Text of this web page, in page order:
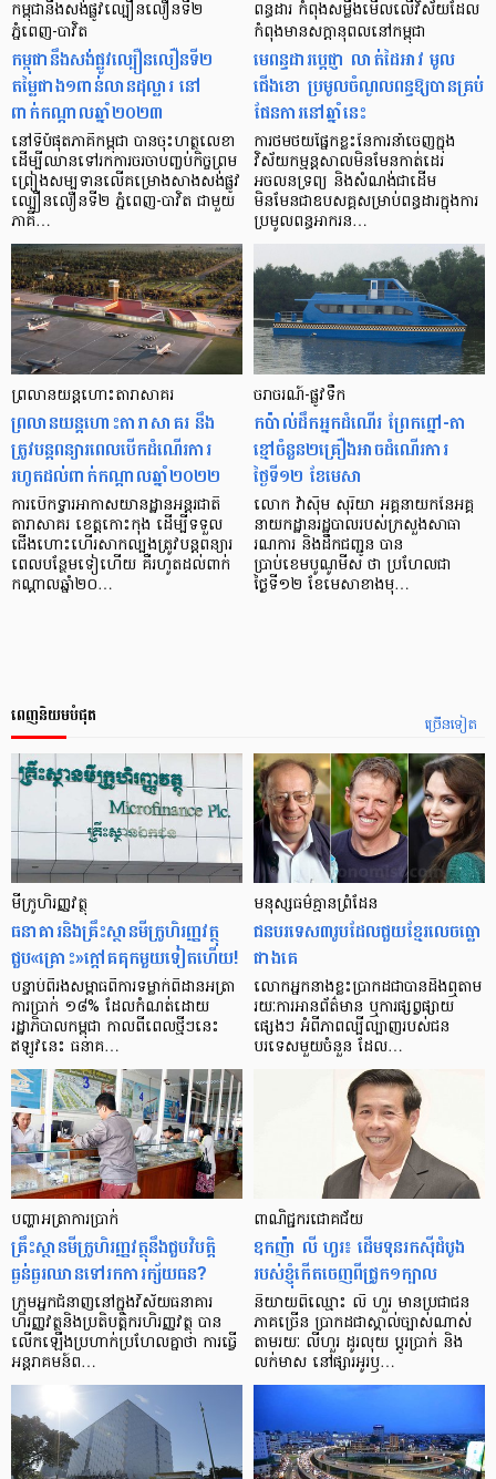
កម្ពុជា​នឹងសង់ផ្លូវល្បឿនលឿនទី២
ភ្នំពេញ-បាវិត
កម្ពុជា​នឹងសង់ផ្លូវល្បឿនលឿនទី២
តម្លៃជាង១ពាន់លានដុល្លារ នៅ
ពាក់កណ្ដាលឆ្នាំ២០២៣
នៅទីបំផុតភាគីកម្ពុជា បានចុះហត្ថលេខា
ដើម្បីឈានទៅរកការចរចាបញ្ចប់កិច្ចព្រម
ព្រៀងសម្បទានលើគម្រោងសាងសង់ផ្លូវ
ល្បឿនលឿនទី២ ភ្នំពេញ-បាវិត ជាមួយ
ភាគី…
ពន្ធដារ កំពុងសម្លឹងមើលលើវិស័យដែល
កំពុងមានសក្ដានុពលនៅកម្ពុជា
មេពន្ធដារប្ដេជ្ញា លាត់ដៃអាវ មូល
ជើងខោ ប្រមូលចំណូលពន្ធឱ្យបានគ្រប់
ផែនការនៅឆ្នាំនេះ
ការថមថយផ្នែកខ្លះនៃការនាំចេញក្នុង
វិស័យកម្មន្តសាលមិនមែនកាត់ដេរ
អចលនទ្រព្យ និងសំណង់ជាដើម
មិនមែនជាឧបសគ្គសម្រាប់ពន្ធដារក្នុងការ
ប្រមូលពន្ធអាករន…
ព្រលានយន្តហោះតារាសាគរ
ព្រលានយន្តហោះតារាសាគរ នឹង
ត្រូវបន្ដពន្យារពេលបើកដំណើរការ
រហូតដល់ពាក់កណ្តាលឆ្នាំ២០២២
ការបើកទ្វារអាកាសយានដ្ឋានអន្តរជាតិ
តារាសាគរ ខេត្តកោះកុង ដើម្បីទទួល
ជើងហោះហើរសាកល្បងត្រូវបន្តពន្យារ
ពេលបន្ថែមទៀហើយ គឺរហូតដល់ពាក់
កណ្តាលឆ្នាំ២០…
ចរាចរណ៍-ផ្លូវទឹក
កប៉ាល់ដឹកអ្នកដំណើរ ព្រែកព្នៅ-តា
ខ្មៅចំនួន២គ្រឿងអាចដំណើរការ
ថ្ងៃទី១២ ខែមេសា
លោក វ៉ាស៊ឹម សុរិយា អគ្គនាយកនៃអគ្គ
នាយកដ្ឋានរដ្ឋបាលរបស់ក្រសួងសាធា
រណការ និងដឹកជញ្ជូន បាន
ប្រាប់ខេមបូណូមីស ថា ប្រហែលជា
ថ្ងៃទី១២ ខែមេសាខាងមុ…
ច្រើនទៀត
ពេញនិយមបំផុត
មីក្រូ​ហិរញ្ញវត្ថុ
ធនាគារ​និង​គ្រឹះស្ថាន​មីក្រូ​ហិរញ្ញវត្ថុ​
ជួប«គ្រោះ»ក្តៅ​គគុក​មួយ​ទៀត​ហើយ!
បន្ទាប់​ពី​រង​សម្ពាធ​​ពី​ការ​ទម្លាក់​ពិដាន​អត្រា​
ការ​ប្រាក់ ១៨​% ដែល​កំណត់​ដោយ​
រដ្ឋាភិបាល​កម្ពុជា កាល​ពី​ពេល​ថ្មីៗ​នេះ
ឥឡូវ​នេះ ធនាគ…
មនុស្ស​ធម៌​គ្មាន​ព្រំដែន
ជន​បរទេស​៣​រូប​ដែល​ជួយ​ខ្មែរ​លេច​ធ្លោ​
ជាង​គេ
លោកអ្នក​នាង​ខ្លះ​ប្រាកដ​ជា​បាន​​ដឹង​ឮ​តាម​
រយៈ​ការ​អាន​ព័ត៌មាន ឬ​ការ​ផ្សព្វផ្សាយ​
ផ្សេងៗ អំពី​ភាព​ល្បីល្បាញ​របស់​ជន​
បរទេស​មួយ​ចំនួន ដែល…
បញ្ហា​អត្រា​ការប្រាក់
គ្រឹះស្ថាន​មីក្រូ​ហិរញ្ញវត្ថុ​នឹង​ជួប​វិបត្តិ​
ធ្ងន់ធ្ងរ​ឈាន​ទៅ​រក​ការ​ក្ស័យធន?
ក្រុម​អ្នក​ជំនាញ​នៅ​ក្នុង​វិស័យ​ធនាគារ
ហិរញ្ញវត្ថុ​និង​ប្រតិបត្តិករ​ហិរញ្ញ​វត្ថុ បាន​​
លើក​ឡើង​ប្រហាក់​ប្រហែល​គ្នា​ថា ការ​ធ្វើ​
អន្តរាគមន៍​ព…
ពាណិជ្ជករជោគជ័យ
ឧកញ៉ា លី ហួរ៖ ដើមទុនរកស៊ីដំបូង
របស់ខ្ញុំកើតចេញពីជ្រូក១ក្បាល
និយាយ​ពី​ឈ្មោះ លី ហួរ មាន​ប្រជាជន​
ភាគ​ច្រើន ប្រាកដ​ជា​ស្គាល់​ច្បាស់​ណាស់
តាមរយៈ លីហួរ ដូរ​លុយ ប្តូរ​បា្រក់ និង​
លក់​មាស នៅ​ផ្សារ​អូរ​ឫ…